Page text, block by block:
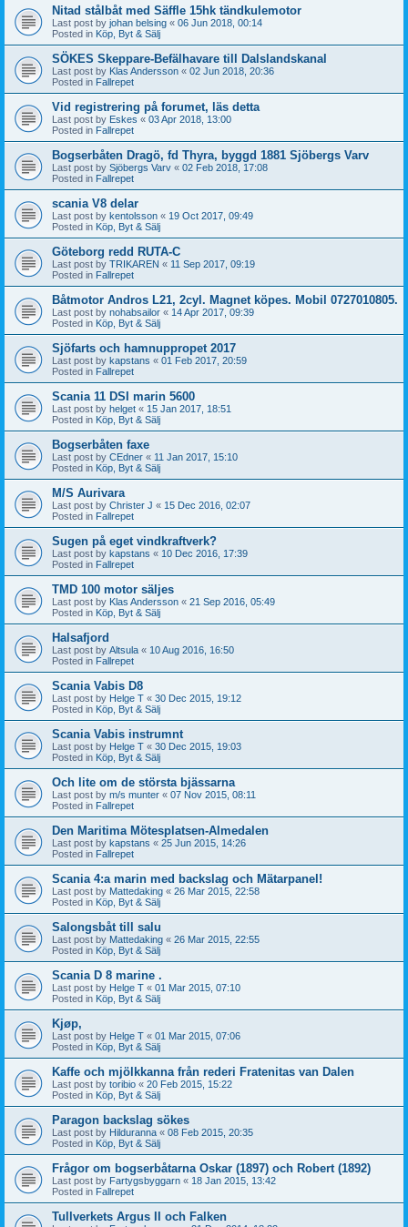
Nitad stålbåt med Säffle 15hk tändkulemotor
Last post by johan belsing « 06 Jun 2018, 00:14
Posted in Köp, Byt & Sälj
SÖKES Skeppare-Befälhavare till Dalslandskanal
Last post by Klas Andersson « 02 Jun 2018, 20:36
Posted in Fallrepet
Vid registrering på forumet, läs detta
Last post by Eskes « 03 Apr 2018, 13:00
Posted in Fallrepet
Bogserbåten Dragö, fd Thyra, byggd 1881 Sjöbergs Varv
Last post by Sjöbergs Varv « 02 Feb 2018, 17:08
Posted in Fallrepet
scania V8 delar
Last post by kentolsson « 19 Oct 2017, 09:49
Posted in Köp, Byt & Sälj
Göteborg redd RUTA-C
Last post by TRIKAREN « 11 Sep 2017, 09:19
Posted in Fallrepet
Båtmotor Andros L21, 2cyl. Magnet köpes. Mobil 0727010805.
Last post by nohabsailor « 14 Apr 2017, 09:39
Posted in Köp, Byt & Sälj
Sjöfarts och hamnuppropet 2017
Last post by kapstans « 01 Feb 2017, 20:59
Posted in Fallrepet
Scania 11 DSI marin 5600
Last post by helget « 15 Jan 2017, 18:51
Posted in Köp, Byt & Sälj
Bogserbåten faxe
Last post by CEdner « 11 Jan 2017, 15:10
Posted in Köp, Byt & Sälj
M/S Aurivara
Last post by Christer J « 15 Dec 2016, 02:07
Posted in Fallrepet
Sugen på eget vindkraftverk?
Last post by kapstans « 10 Dec 2016, 17:39
Posted in Fallrepet
TMD 100 motor säljes
Last post by Klas Andersson « 21 Sep 2016, 05:49
Posted in Köp, Byt & Sälj
Halsafjord
Last post by Altsula « 10 Aug 2016, 16:50
Posted in Fallrepet
Scania Vabis D8
Last post by Helge T « 30 Dec 2015, 19:12
Posted in Köp, Byt & Sälj
Scania Vabis instrumnt
Last post by Helge T « 30 Dec 2015, 19:03
Posted in Köp, Byt & Sälj
Och lite om de största bjässarna
Last post by m/s munter « 07 Nov 2015, 08:11
Posted in Fallrepet
Den Maritima Mötesplatsen-Almedalen
Last post by kapstans « 25 Jun 2015, 14:26
Posted in Fallrepet
Scania 4:a marin med backslag och Mätarpanel!
Last post by Mattedaking « 26 Mar 2015, 22:58
Posted in Köp, Byt & Sälj
Salongsbåt till salu
Last post by Mattedaking « 26 Mar 2015, 22:55
Posted in Köp, Byt & Sälj
Scania D 8 marine .
Last post by Helge T « 01 Mar 2015, 07:10
Posted in Köp, Byt & Sälj
Kjøp,
Last post by Helge T « 01 Mar 2015, 07:06
Posted in Köp, Byt & Sälj
Kaffe och mjölkkanna från rederi Fratenitas van Dalen
Last post by toribio « 20 Feb 2015, 15:22
Posted in Köp, Byt & Sälj
Paragon backslag sökes
Last post by Hilduranna « 08 Feb 2015, 20:35
Posted in Köp, Byt & Sälj
Frågor om bogserbåtarna Oskar (1897) och Robert (1892)
Last post by Fartygsbyggarn « 18 Jan 2015, 13:42
Posted in Fallrepet
Tullverkets Argus II och Falken